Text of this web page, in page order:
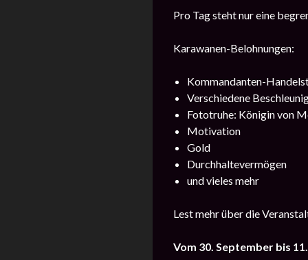
Pro Tag steht nur eine
Karawanen-Belohnungen:
Kommandanten-
Verschiedene
Fototruhe: Königin von
Motivation
Gold
Durchhaltevermögen
und vieles mehr
Lest mehr über die
Vom 30. September bis